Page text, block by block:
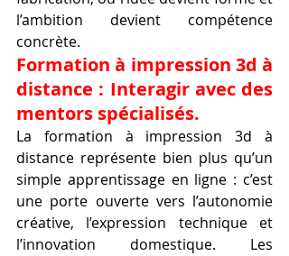
l’ambition devient compétence
concrète.
Formation à impression 3d à
distance : Interagir avec des
mentors spécialisés.
La formation à impression 3d à
distance représente bien plus qu’un
simple apprentissage en ligne : c’est
une porte ouverte vers l’autonomie
créative, l’expression technique et
l’innovation domestique. Les